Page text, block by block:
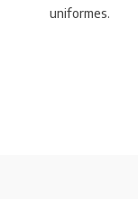
uniformes.